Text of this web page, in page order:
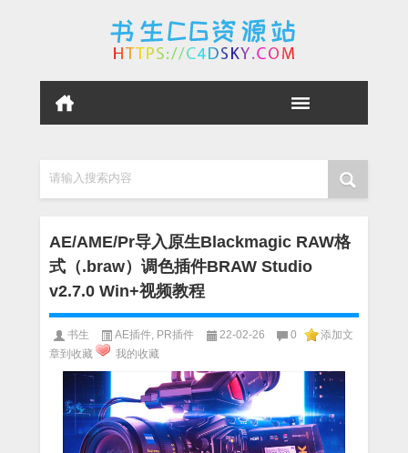
请输入搜索内容
AE/AME/Pr导入原生Blackmagic RAW格
式（.braw）调色插件BRAW Studio
v2.7.0 Win+视频教程
书生 AE插件 PR插件 22-02-26 0
添加文
章到收藏
我的收藏